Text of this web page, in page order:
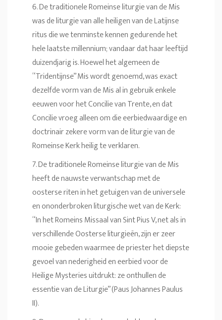
6. De traditionele Romeinse liturgie van de Mis
was de liturgie van alle heiligen van de Latijnse
ritus die we tenminste kennen gedurende het
hele laatste millennium; vandaar dat haar leeftijd
duizendjarig is. Hoewel het algemeen de
“Tridentijnse” Mis wordt genoemd, was exact
dezelfde vorm van de Mis al in gebruik enkele
eeuwen voor het Concilie van Trente, en dat
Concilie vroeg alleen om die eerbiedwaardige en
doctrinair zekere vorm van de liturgie van de
Romeinse Kerk heilig te verklaren.
7. De traditionele Romeinse liturgie van de Mis
heeft de nauwste verwantschap met de
oosterse riten in het getuigen van de universele
en ononderbroken liturgische wet van de Kerk:
“In het Romeins Missaal van Sint Pius V, net als in
verschillende Oosterse liturgieën, zijn er zeer
mooie gebeden waarmee de priester het diepste
gevoel van nederigheid en eerbied voor de
Heilige Mysteries uitdrukt: ze onthullen de
essentie van de Liturgie” (Paus Johannes Paulus
II).